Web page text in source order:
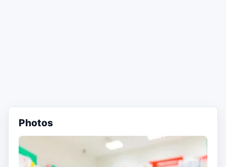
Photos